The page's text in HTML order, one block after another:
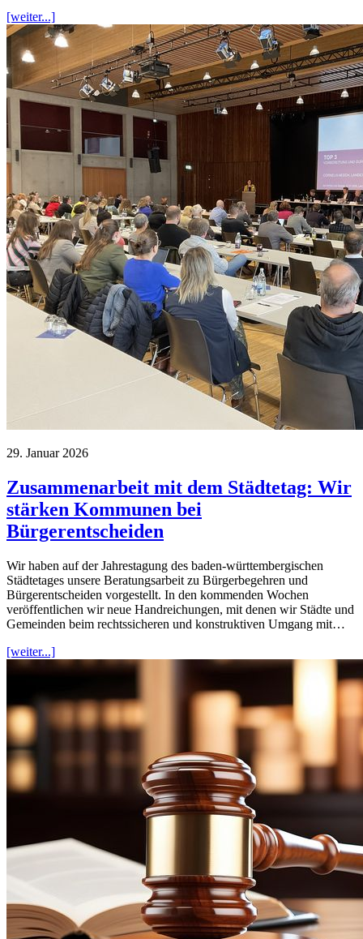
[weiter...]
29. Januar 2026
Zusammenarbeit mit dem Städtetag: Wir
stärken Kommunen bei
Bürgerentscheiden
Wir haben auf der Jahrestagung des baden-württembergischen
Städtetages unsere Beratungsarbeit zu Bürgerbegehren und
Bürgerentscheiden vorgestellt. In den kommenden Wochen
veröffentlichen wir neue Handreichungen, mit denen wir Städte und
Gemeinden beim rechtssicheren und konstruktiven Umgang mit…
[weiter...]